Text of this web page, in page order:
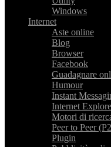
Windows
Internet
Aste online
Blog
Browser
Facebook
Guadagnare
Humour
Instant
Internet
Motori di
Peer to Peer
Plugin